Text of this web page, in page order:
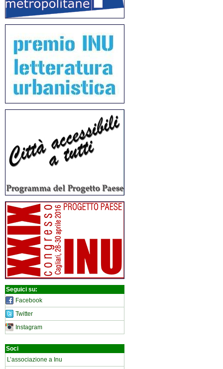
Seguici su:
Facebook
Twitter
Instagram
Soci
L’associazione a Inu